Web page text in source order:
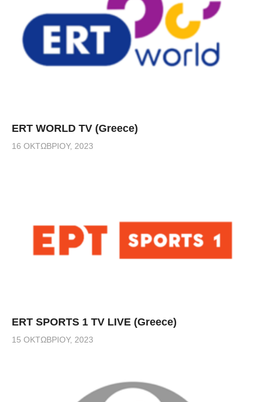
ERT WORLD TV (Greece)
16 ΟΚΤΩΒΡΊΟΥ, 2023
ERT SPORTS 1 TV LIVE (Greece)
15 ΟΚΤΩΒΡΊΟΥ, 2023